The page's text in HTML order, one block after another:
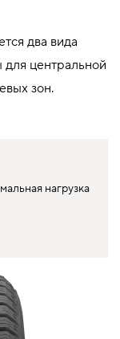
два вида
центральной
зон.
нагрузка